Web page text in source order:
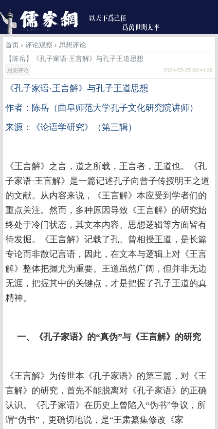
首页 › 评论观察 › 思想评论
【陈岳】《孔子家语·王言解》与孔子王道思想
思想评论 2024-05-25 08:44:38
《孔子家语·王言解》与孔子王道思想
作者：陈岳（曲阜师范大学孔子文化研究院讲师）
来源：《论语学研究》（第三辑）
《王言解》之言，道之所载，王言者，王道也。《孔
子家语·王言解》是一篇记述孔子向曾子传授明王之道
的文献。从内容来说，《王言解》本应受到学者们的
重点关注。然而，多种原因导致《王言解》的研究始
终处于冷门状态，其文本内容、思想逻辑等方面皆有
待发掘。《王言解》记载了孔、曾相授王道，是长篇
专论而非散记言语，因此，在文本与逻辑上对《王言
解》整体把握尤为重要。王道虽然广阔，但并非无边
无涯，把握其中的关键点，才是把握了孔子王道的真
精神。
一、《孔子家语》的“真伪”与《王言解》的研究
《王言解》为传世本《孔子家语》的第三篇，对《王
言解》的研究，首先不能脱离对《孔子家语》的正确
认识。《孔子家语》在历史上曾陷入“伪书”争议，所
谓“伪书”，更确切地说，是“王肃纂集修改《家